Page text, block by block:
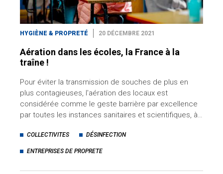
HYGIÈNE & PROPRETÉ 20 DÉCEMBRE 2021
Aération dans les écoles, la France à la
traîne !
Pour éviter la transmission de souches de plus en
plus contagieuses, l'aération des locaux est
considérée comme le geste barrière par excellence
par toutes les instances sanitaires et scientifiques, à…
COLLECTIVITES DÉSINFECTION
ENTREPRISES DE PROPRETE